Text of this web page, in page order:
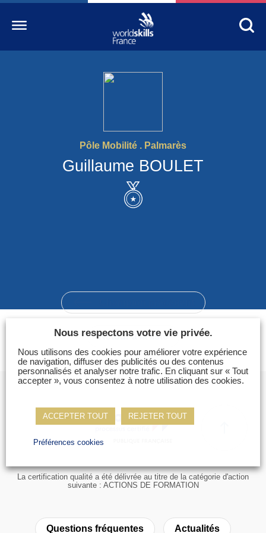
Pôle Mobilité . Palmarès
Guillaume BOULET
La compétition
Découvrez un métier
S’informer
Vidéos
Suivez l’Équipe de France des métiers
Shanghai 2026
Questions fréquentes
Actualités
Espace presse
Inscription à la newsletter
Retour à la liste
La certification qualité a été délivrée au titre de la catégorie d'action
suivante : ACTIONS DE FORMATION
Questions fréquentes Actualités
Nous respectons votre vie privée.
Nous utilisons des cookies pour améliorer votre expérience
de navigation, diffuser des publicités ou des contenus
personnalisés et analyser notre trafic. En cliquant sur « Tout
accepter », vous consentez à notre utilisation des cookies.
ACCEPTER TOUT REJETER TOUT
Préférences cookies